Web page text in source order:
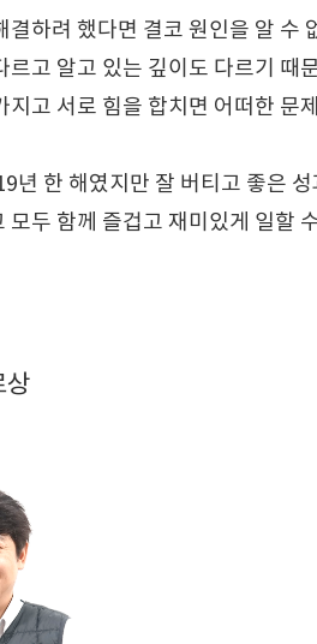
결하려 했다면 결코 원인을 알 수
르고 알고 있는 깊이도 다르기
지고 서로 힘을 합치면 어떠한
년 한 해였지만 잘 버티고 좋은
모두 함께 즐겁고 재미있게 일할
상